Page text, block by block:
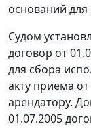
оснований
Судом
договор от
для сбора
акту приема
арендатору.
01.07.2005